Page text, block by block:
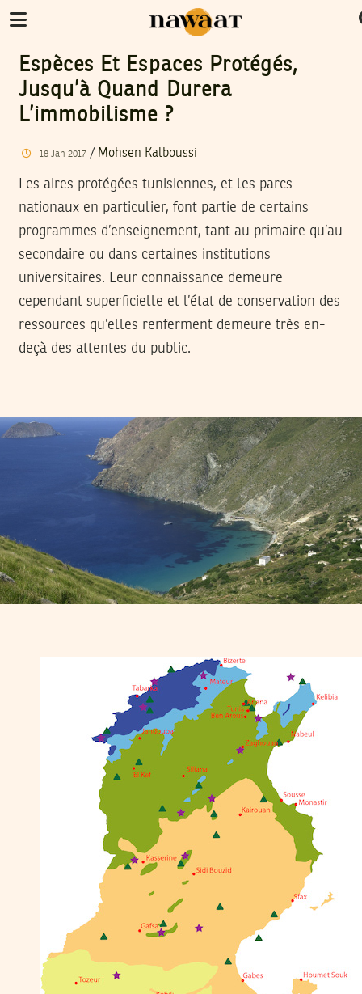
Espèces Et Espaces Protégés,
Jusqu’à Quand Durera
L’immobilisme ?
18 Jan 2017/ Mohsen Kalboussi
Les aires protégées tunisiennes, et les parcs
nationaux en particulier, font partie de certains
programmes d’enseignement, tant au primaire qu’au
secondaire ou dans certaines institutions
universitaires. Leur connaissance demeure
cependant superficielle et l’état de conservation des
ressources qu’elles renferment demeure très en-
deçà des attentes du public.